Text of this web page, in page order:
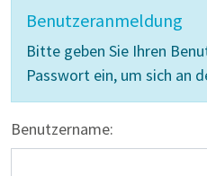
Benutzeranmeldung
Bitte geben Sie Ihren
Passwort ein, um sich an
Benutzername: